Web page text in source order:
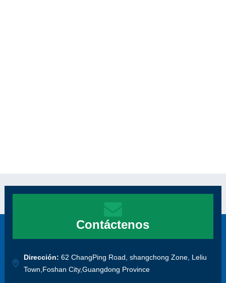
Contáctenos
Dirección: 62 ChangPing Road, shangchong Zone, Leliu
Town,Foshan City,Guangdong Province